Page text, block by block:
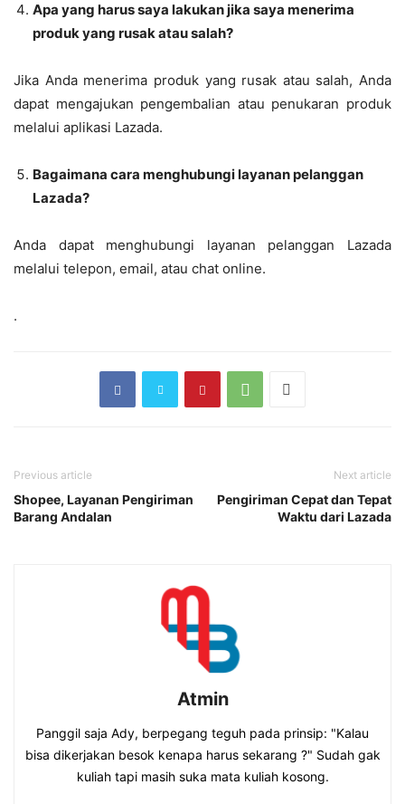
Apa yang harus saya lakukan jika saya menerima
produk yang rusak atau salah?
Jika Anda menerima produk yang rusak atau salah, Anda
dapat mengajukan pengembalian atau penukaran produk
melalui aplikasi Lazada.
Bagaimana cara menghubungi layanan pelanggan
Lazada?
Anda dapat menghubungi layanan pelanggan Lazada
melalui telepon, email, atau chat online.
.
Previous article
Shopee, Layanan Pengiriman
Barang Andalan
Next article
Pengiriman Cepat dan Tepat
Waktu dari Lazada
Atmin
Panggil saja Ady, berpegang teguh pada prinsip: "Kalau
bisa dikerjakan besok kenapa harus sekarang ?" Sudah gak
kuliah tapi masih suka mata kuliah kosong.